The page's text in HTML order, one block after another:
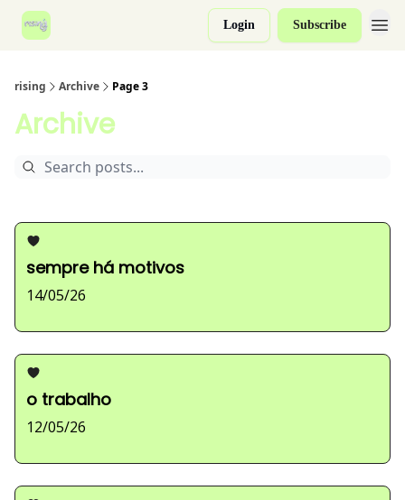
Login Subscribe
rising Archive Page 3
Archive
sempre há motivos
14/05/26
o trabalho
12/05/26